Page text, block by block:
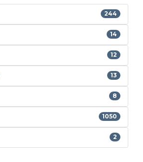
244
14
12
13
8
1050
2